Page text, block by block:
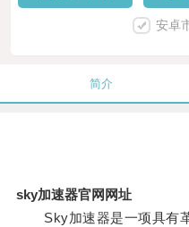
安卓
简介
sky加速器官网网址
Sky加速器是一项具有革